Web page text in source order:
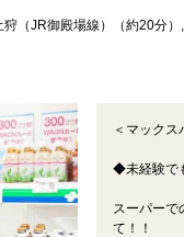
（JR御殿場線）（約20分）
＜マック
◆未経験で
スーパーで
て！！